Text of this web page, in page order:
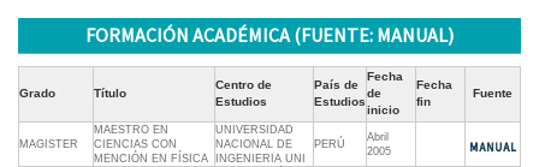
FORMACIÓN ACADÉMICA (FUENTE: MANUAL)
Grado Título
Centro de
Estudios
País de
Estudios
Fecha
de
inicio
Fecha
fin
Fuente
MAGISTER
MAESTRO EN
CIENCIAS CON
MENCIÓN EN FÍSICA
UNIVERSIDAD
NACIONAL DE
INGENIERIA UNI
PERÚ
Abril
2005